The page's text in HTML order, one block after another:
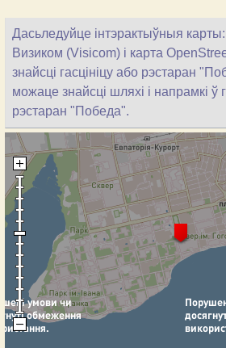
Дасьледуйце інтэрактыўныя
Визиком (Visicom) і карта
знайсці гасцініцу або рэстаран
можаце знайсці шляхі і напрамкі ў
рэстаран "Победа".